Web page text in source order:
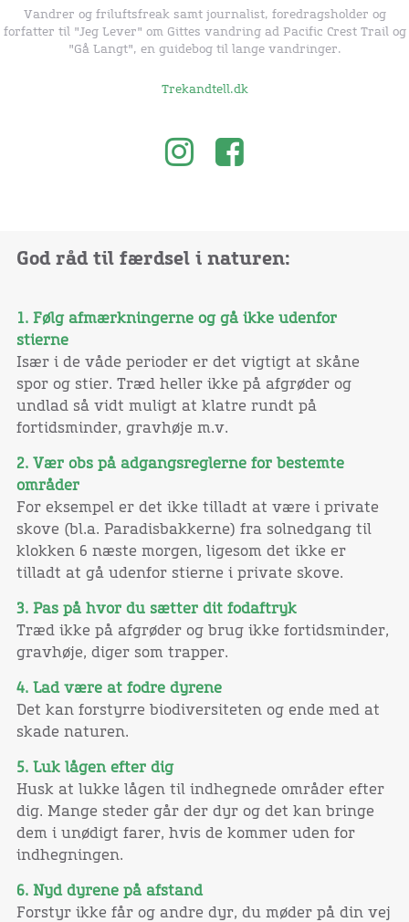
Vandrer og friluftsfreak samt journalist, foredragsholder og
forfatter til "Jeg Lever" om Gittes vandring ad Pacific Crest Trail og
"Gå Langt", en guidebog til lange vandringer.
Trekandtell.dk
God råd til færdsel i naturen:
1. Følg afmærkningerne og gå ikke udenfor
stierne
Især i de våde perioder er det vigtigt at skåne
spor og stier. Træd heller ikke på afgrøder og
undlad så vidt muligt at klatre rundt på
fortidsminder, gravhøje m.v.
2. Vær obs på adgangsreglerne for bestemte
områder
For eksempel er det ikke tilladt at være i private
skove (bl.a. Paradisbakkerne) fra solnedgang til
klokken 6 næste morgen, ligesom det ikke er
tilladt at gå udenfor stierne i private skove.
3. Pas på hvor du sætter dit fodaftryk
Træd ikke på afgrøder og brug ikke fortidsminder,
gravhøje, diger som trapper.
4. Lad være at fodre dyrene
Det kan forstyrre biodiversiteten og ende med at
skade naturen.
5. Luk lågen efter dig
Husk at lukke lågen til indhegnede områder efter
dig. Mange steder går der dyr og det kan bringe
dem i unødigt farer, hvis de kommer uden for
indhegningen.
6. Nyd dyrene på afstand
Forstyr ikke får og andre dyr, du møder på din vej